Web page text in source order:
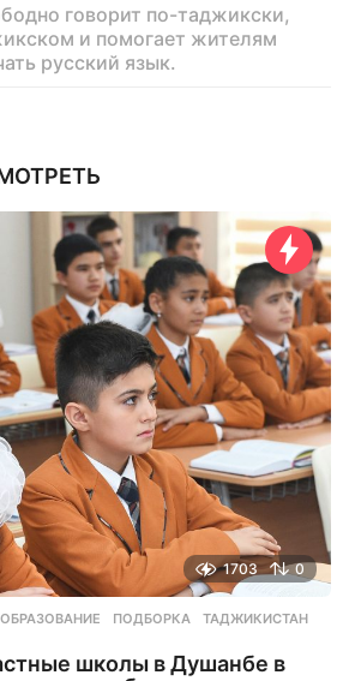
говорит по-таджикски,
и помогает жителям
русский язык.
1703 0
,ОБРАЗОВАНИЕ ,ПОДБОРКА ,ТАДЖИКИСТАН
школы в Душанбе в